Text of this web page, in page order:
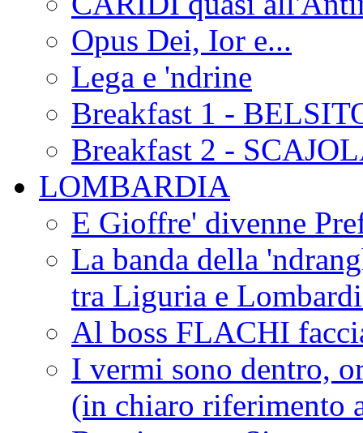
Opus Dei, Ior e...
Lega e 'ndrine
Breakfast 1 -
Breakfast 2 -
LOMBARDIA
E Gioffre' divenne
La banda della
tra Liguria e
Al boss FLACHI
I vermi sono dentro,
(in chiaro riferimento